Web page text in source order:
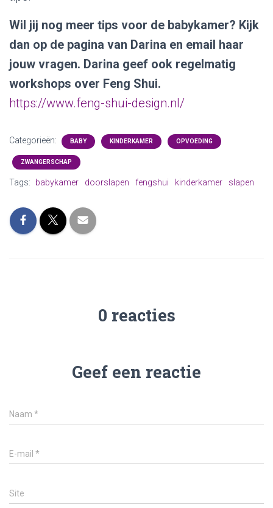
Wil jij nog meer tips voor de babykamer? Kijk
dan op de pagina van Darina en email haar
jouw vragen. Darina geef ook regelmatig
workshops over Feng Shui.
https://www.feng-shui-design.nl/
Categorieën: BABY KINDERKAMER OPVOEDING
ZWANGERSCHAP
Tags: babykamer doorslapen fengshui kinderkamer slapen
0 reacties
Geef een reactie
Naam *
E-mail *
Site